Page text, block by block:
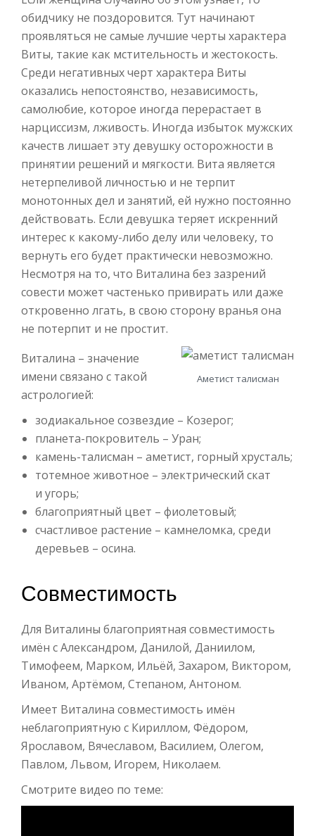
обидчику не поздоровится. Тут начинают
проявляться не самые лучшие черты характера
Виты, такие как мстительность и жестокость.
Среди негативных черт характера Виты
оказались непостоянство, независимость,
самолюбие, которое иногда перерастает в
нарциссизм, лживость. Иногда избыток мужских
качеств лишает эту девушку осторожности в
принятии решений и мягкости. Вита является
нетерпеливой личностью и не терпит
монотонных дел и занятий, ей нужно постоянно
действовать. Если девушка теряет искренний
интерес к какому-либо делу или человеку, то
вернуть его будет практически невозможно.
Несмотря на то, что Виталина без зазрений
совести может частенько привирать или даже
откровенно лгать, в свою сторону вранья она
не потерпит и не простит.
Аметист талисман
Виталина – значение
имени связано с такой
астрологией:
зодиакальное созвездие – Козерог;
планета-покровитель – Уран;
камень-талисман – аметист, горный хрусталь;
тотемное животное – электрический скат
и угорь;
благоприятный цвет – фиолетовый;
счастливое растение – камнеломка, среди
деревьев – осина.
Совместимость
Для Виталины благоприятная совместимость
имён с Александром, Данилой, Даниилом,
Тимофеем, Марком, Ильёй, Захаром, Виктором,
Иваном, Артёмом, Степаном, Антоном.
Имеет Виталина совместимость имён
неблагоприятную с Кириллом, Фёдором,
Ярославом, Вячеславом, Василием, Олегом,
Павлом, Львом, Игорем, Николаем.
Смотрите видео по теме: